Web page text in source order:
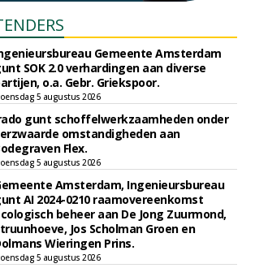
Gemeente Amsterdam
SOK 2.0 verhardingen aan diverse
o.a. Gebr. Griekspoor.
5 augustus 2026
gunt schoffelwerkzaamheden onder
omstandigheden aan
Flex.
5 augustus 2026
Amsterdam, Ingenieursbureau
AI 2024-0210 raamovereenkomst
beheer aan De Jong Zuurmond,
Jos Scholman Groen en
Wieringen Prins.
5 augustus 2026